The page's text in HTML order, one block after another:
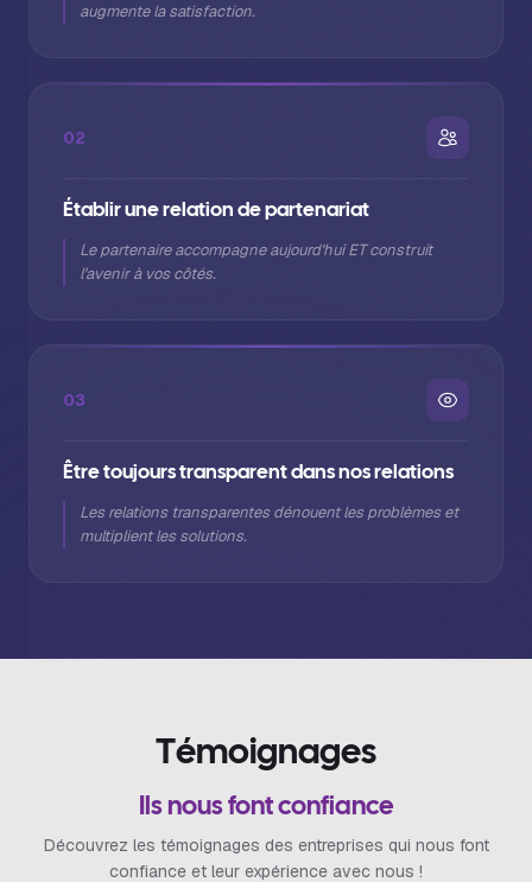
augmente la satisfaction.
02
Établir une relation de partenariat
Le partenaire accompagne aujourd'hui ET construit
l'avenir à vos côtés.
03
Être toujours transparent dans nos relations
Les relations transparentes dénouent les problèmes et
multiplient les solutions.
Témoignages
Ils nous font confiance
Découvrez les témoignages des entreprises qui nous font
confiance et leur expérience avec nous !